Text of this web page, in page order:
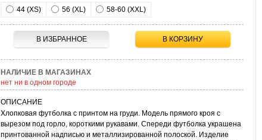
44 (XS) 56 (XL) 58-60 (XXL)
В ИЗБРАННОЕ В КОРЗИНУ
НАЛИЧИЕ В МАГАЗИНАХ
нет ни в одном городе
ОПИСАНИЕ
Хлопковая футболка с принтом на груди. Модель прямого кроя с
вырезом под горло, короткими рукавами. Спереди футболка украшена
принтованной надписью и металлизированной полоской. Изделие